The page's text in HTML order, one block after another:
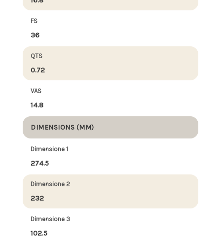
FS
36
QTS
0.72
VAS
14.8
DIMENSIONS (MM)
Dimensione 1
274.5
Dimensione 2
232
Dimensione 3
102.5